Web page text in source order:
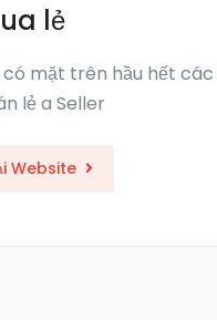
lẻ
có mặt trên hầu hết các
lẻ a Seller
Website